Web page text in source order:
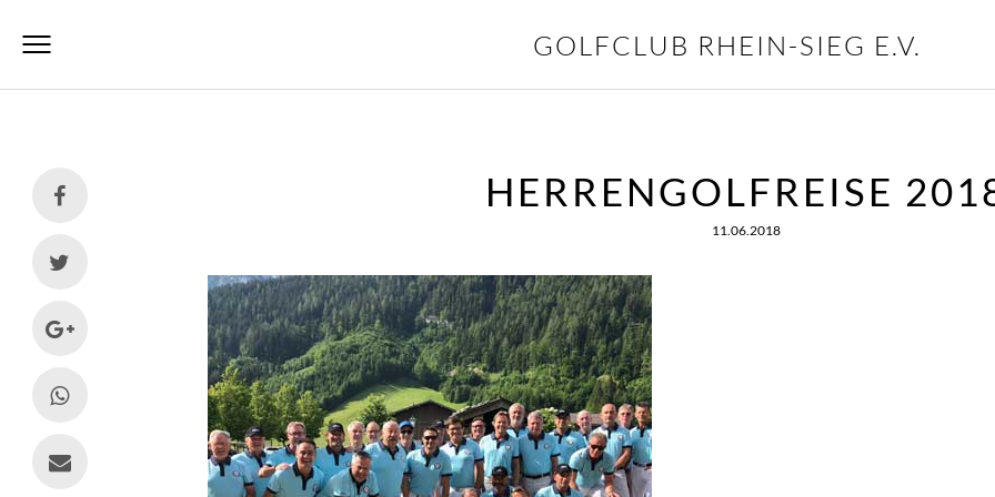
GOLFCLUB RHEIN-SIEG E.V.
HERRENGOLFREISE
11.06.2018